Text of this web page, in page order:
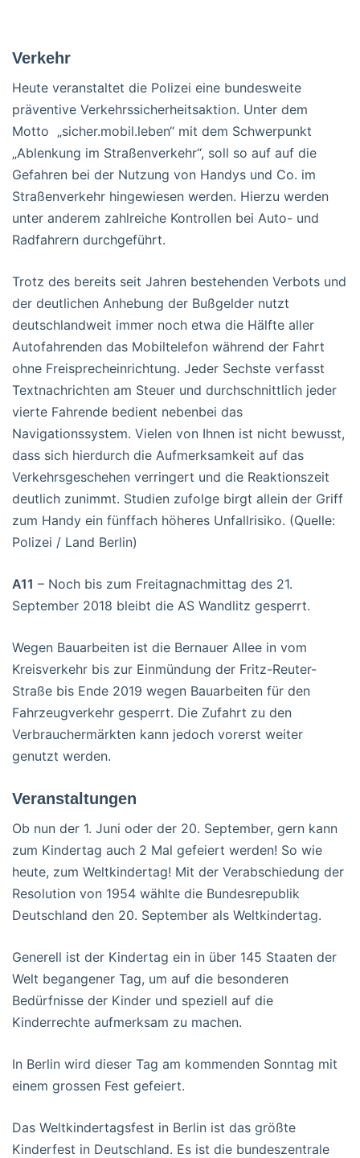
Verkehr
Heute veranstaltet die Polizei eine bundesweite
präventive Verkehrssicherheitsaktion. Unter dem
Motto „sicher.mobil.leben“ mit dem Schwerpunkt
„Ablenkung im Straßenverkehr“, soll so auf auf die
Gefahren bei der Nutzung von Handys und Co. im
Straßenverkehr hingewiesen werden. Hierzu werden
unter anderem zahlreiche Kontrollen bei Auto- und
Radfahrern durchgeführt.
Trotz des bereits seit Jahren bestehenden Verbots und
der deutlichen Anhebung der Bußgelder nutzt
deutschlandweit immer noch etwa die Hälfte aller
Autofahrenden das Mobiltelefon während der Fahrt
ohne Freisprecheinrichtung. Jeder Sechste verfasst
Textnachrichten am Steuer und durchschnittlich jeder
vierte Fahrende bedient nebenbei das
Navigationssystem. Vielen von Ihnen ist nicht bewusst,
dass sich hierdurch die Aufmerksamkeit auf das
Verkehrsgeschehen verringert und die Reaktionszeit
deutlich zunimmt. Studien zufolge birgt allein der Griff
zum Handy ein fünffach höheres Unfallrisiko. (Quelle:
Polizei / Land Berlin)
A11 – Noch bis zum Freitagnachmittag des 21.
September 2018 bleibt die AS Wandlitz gesperrt.
Wegen Bauarbeiten ist die Bernauer Allee in vom
Kreisverkehr bis zur Einmündung der Fritz-Reuter-
Straße bis Ende 2019 wegen Bauarbeiten für den
Fahrzeugverkehr gesperrt. Die Zufahrt zu den
Verbrauchermärkten kann jedoch vorerst weiter
genutzt werden.
Veranstaltungen
Ob nun der 1. Juni oder der 20. September, gern kann
zum Kindertag auch 2 Mal gefeiert werden! So wie
heute, zum Weltkindertag! Mit der Verabschiedung der
Resolution von 1954 wählte die Bundesrepublik
Deutschland den 20. September als Weltkindertag.
Generell ist der Kindertag ein in über 145 Staaten der
Welt begangener Tag, um auf die besonderen
Bedürfnisse der Kinder und speziell auf die
Kinderrechte aufmerksam zu machen.
In Berlin wird dieser Tag am kommenden Sonntag mit
einem grossen Fest gefeiert.
Das Weltkindertagsfest in Berlin ist das größte
Kinderfest in Deutschland. Es ist die bundeszentrale